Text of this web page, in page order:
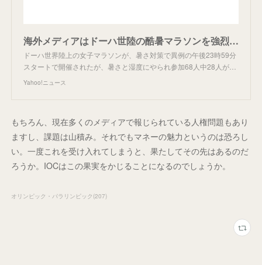
海外メディアはドーハ世陸の酷暑マラソンを強烈批判「修羅場と化す」「健康に懸念」（THE PAGE） - Yahoo!ニュース
ドーハ世界陸上の女子マラソンが、暑さ対策で異例の午後23時59分
スタートで開催されたが、暑さと湿度にやられ参加68人中28人が…
Yahoo!ニュース
もちろん、現在多くのメディアで報じられている人権問題もあり
ますし、課題は山積み。それでもマネーの魅力というのは恐ろし
い。一度これを受け入れてしまうと、果たしてその先はあるのだ
ろうか。IOCはこの果実をかじることになるのでしょうか。
オリンピック・パラリンピック (207)